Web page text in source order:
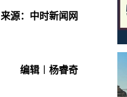
来源：中时新闻网
编辑︱杨睿奇